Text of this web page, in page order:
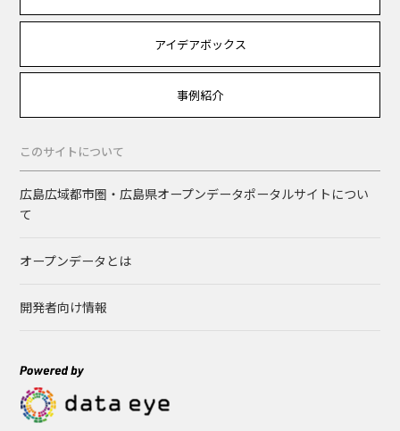
アイデアボックス
事例紹介
このサイトについて
広島広域都市圏・広島県オープンデータポータルサイトについ
て
オープンデータとは
開発者向け情報